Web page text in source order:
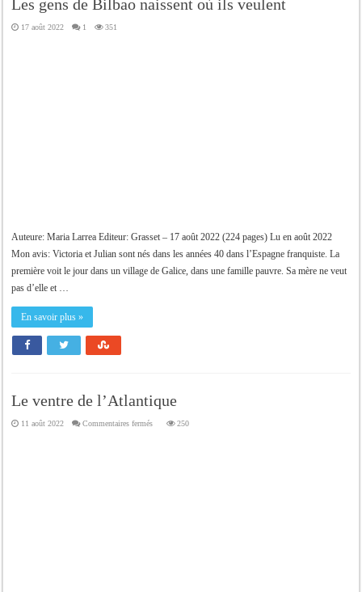
Les gens de Bilbao naissent où ils veulent
17 août 2022 1 351
Auteure: Maria Larrea Editeur: Grasset – 17 août 2022 (224 pages) Lu en août 2022
Mon avis: Victoria et Julian sont nés dans les années 40 dans l’Espagne franquiste. La
première voit le jour dans un village de Galice, dans une famille pauvre. Sa mère ne veut
pas d’elle et …
En savoir plus »
Le ventre de l’Atlantique
11 août 2022 Commentaires fermés 250